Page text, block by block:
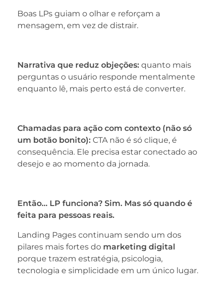
Boas LPs guiam o olhar e reforçam a
mensagem, em vez de distrair.
Narrativa que reduz objeções: quanto mais
perguntas o usuário responde mentalmente
enquanto lê, mais perto está de converter.
Chamadas para ação com contexto (não só
um botão bonito): CTA não é só clique, é
consequência. Ele precisa estar conectado ao
desejo e ao momento da jornada.
Então… LP funciona? Sim. Mas só quando é
feita para pessoas reais.
Landing Pages continuam sendo um dos
pilares mais fortes do marketing digital
porque trazem estratégia, psicologia,
tecnologia e simplicidade em um único lugar.